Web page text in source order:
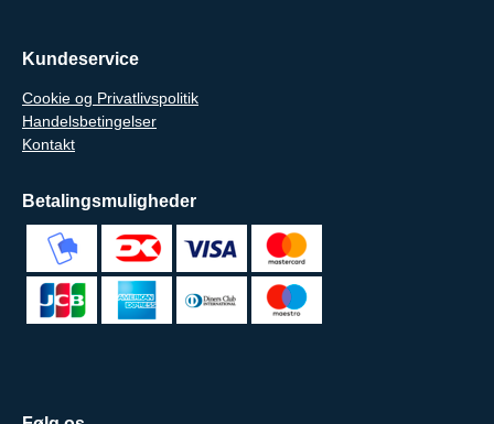
Kundeservice
Cookie og Privatlivspolitik
Handelsbetingelser
Kontakt
Betalingsmuligheder